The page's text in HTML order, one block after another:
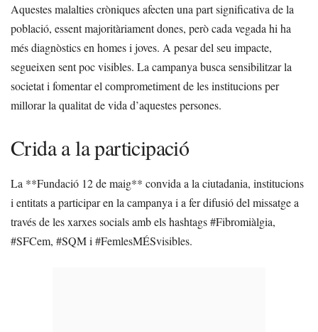
Aquestes malalties cròniques afecten una part significativa de la
població, essent majoritàriament dones, però cada vegada hi ha
més diagnòstics en homes i joves. A pesar del seu impacte,
segueixen sent poc visibles. La campanya busca sensibilitzar la
societat i fomentar el comprometiment de les institucions per
millorar la qualitat de vida d’aquestes persones.
Crida a la participació
La **Fundació 12 de maig** convida a la ciutadania, institucions
i entitats a participar en la campanya i a fer difusió del missatge a
través de les xarxes socials amb els hashtags #Fibromiàlgia,
#SFCem, #SQM i #FemlesMÉSvisibles.